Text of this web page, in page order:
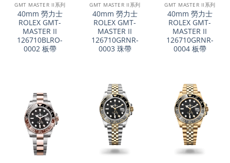
GMT MASTER II系列
40mm 勞力士
ROLEX GMT-
MASTER II
126710BLRO-
0002 板帶
GMT MASTER II系列
40mm 勞力士
ROLEX GMT-
MASTER II
126710GRNR-
0003 珠帶
GMT MASTER II系列
40mm 勞力士
ROLEX GMT-
MASTER II
126710GRNR-
0004 板帶